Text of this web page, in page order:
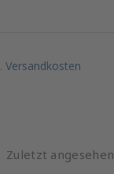
Versandkosten
Zuletzt angesehen